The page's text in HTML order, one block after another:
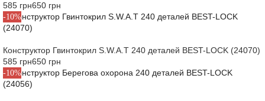
585 грн650 грн
-10%
Конструктор Гвинтокрил S.W.A.T 240 деталей BEST-LOCK (24070)
585 грн650 грн
-10%